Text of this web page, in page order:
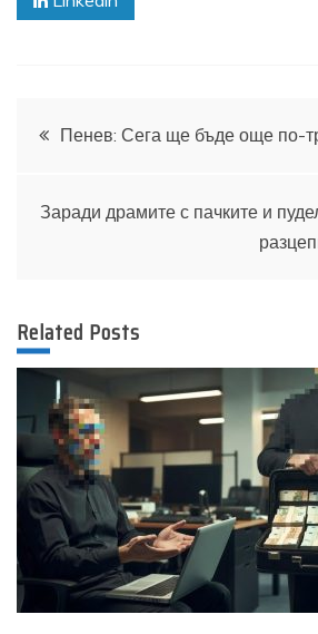
Навигация
Пенев: Сега ще бъде още по-
Заради драмите с пачките и
Related Posts